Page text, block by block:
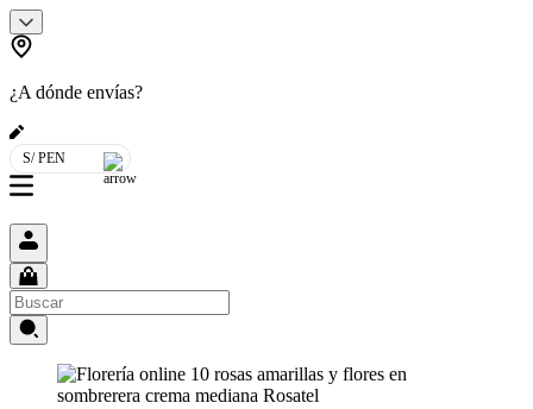
¿A dónde envías?
S/ PEN